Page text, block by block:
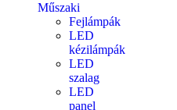
Műszaki
Fejlámpák
LED
kézilámpák
LED
szalag
LED
panel